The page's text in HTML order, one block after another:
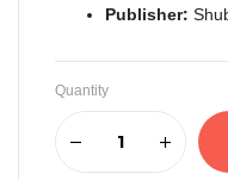
Publisher:
Quantity